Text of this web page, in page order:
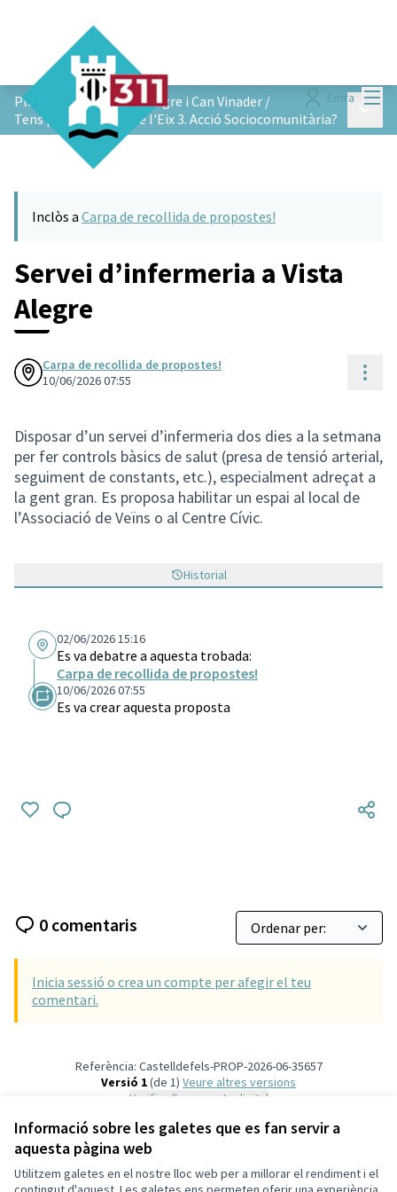
Informació sobre les galetes que es fan servir a
aquesta pàgina web
Utilitzem galetes en el nostre lloc web per a millorar el rendiment i el
Entra
Pla de Barris de Vista Alegre i Can Vinader /
Tens propostes sobre l'Eix 3. Acció Sociocomunitària?
Inclòs a Carpa de recollida de propostes!
Servei d’infermeria a Vista
Alegre
Carpa de recollida de propostes!
10/06/2026 07:55
Disposar d’un servei d’infermeria dos dies a la setmana
per fer controls bàsics de salut (presa de tensió arterial,
seguiment de constants, etc.), especialment adreçat a
la gent gran. Es proposa habilitar un espai al local de
l’Associació de Veïns o al Centre Cívic.
Historial
02/06/2026 15:16
Es va debatre a aquesta trobada:
Carpa de recollida de propostes!
10/06/2026 07:55
Es va crear aquesta proposta
0 comentaris
Inicia sessió o crea un compte per afegir el teu
comentari.
Referència: Castelldefels-PROP-2026-06-35657
Versió 1(de 1)
veure altres versions
Verifica l'empremta digital
Termes i condicions d'ús
Configuració de les galetes
Ajuntament de Castelldefels a X
Ajuntament de Castelldefels a Facebook
Ajuntament de Castelldefels a Instagram
Ajuntament de Castelldefels a YouTube